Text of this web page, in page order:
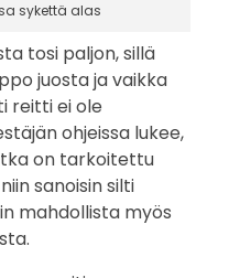
sykettä alas
tosi paljon, sillä
juosta ja vaikka
reitti ei ole
ohjeissa lukee,
on tarkoitettu
sanoisin silti
mahdollista myös